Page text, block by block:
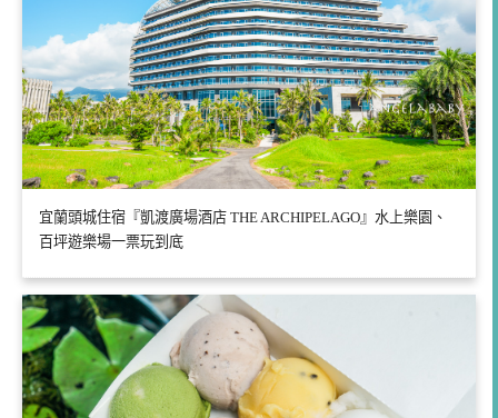
宜蘭頭城住宿『凱渡廣場酒店 THE ARCHIPELAGO』水上樂園、
百坪遊樂場一票玩到底